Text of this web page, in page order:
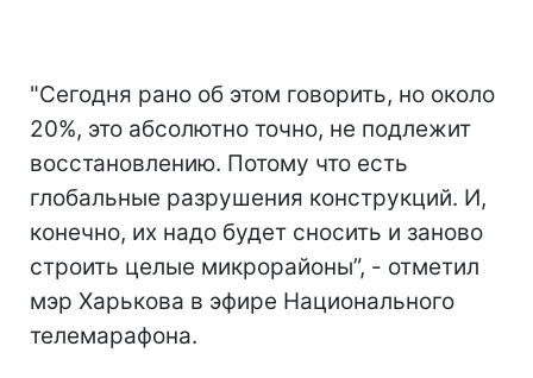
"Сегодня рано об этом говорить, но около
20%, это абсолютно точно, не подлежит
восстановлению. Потому что есть
глобальные разрушения конструкций. И,
конечно, их надо будет сносить и заново
строить целые микрорайоны”, - отметил
мэр Харькова в эфире Национального
телемарафона.